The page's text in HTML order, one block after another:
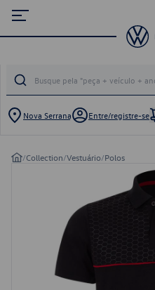
Nova Serrana Entre/registre-se
/Collection/Vestuário/Polos